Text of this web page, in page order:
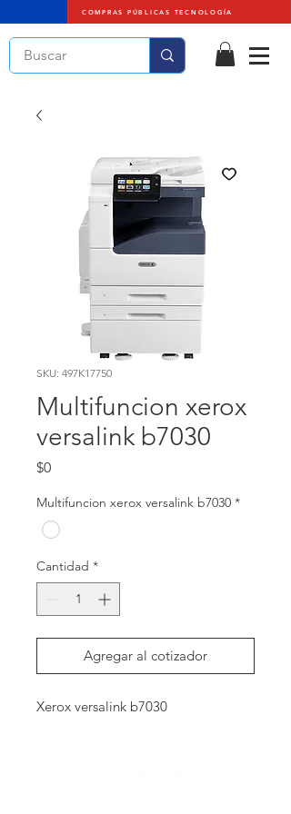
COMPRAS PÚBLICAS TECNOLOGÍA
SKU: 497K17750
Multifuncion xerox
versalink b7030
$0Precio
Multifuncion xerox versalink b7030 *
Cantidad *
Agregar al cotizador
Xerox versalink b7030